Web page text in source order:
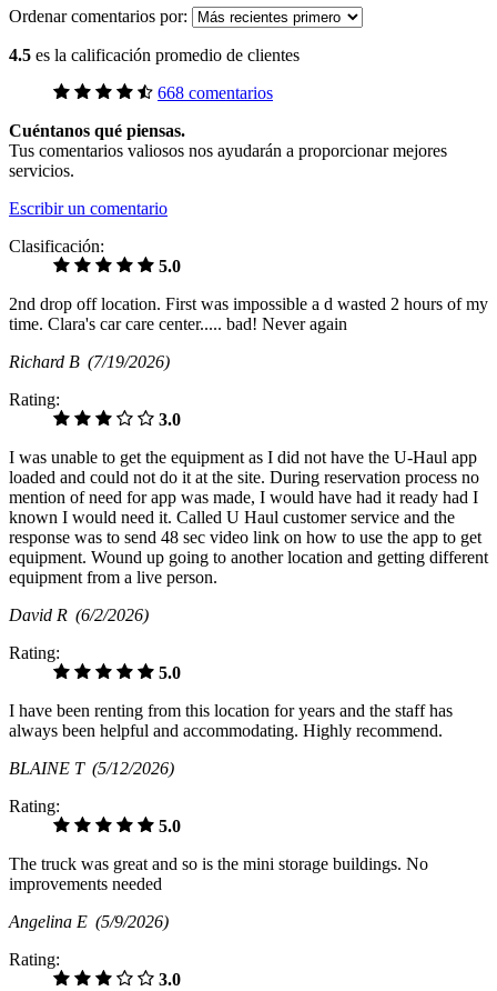
Ordenar comentarios por:
4.5 es la calificación promedio de clientes
668 comentarios
Cuéntanos qué piensas.
Tus comentarios valiosos nos ayudarán a proporcionar mejores
servicios.
Escribir un comentario
Clasificación:
5.0
2nd drop off location. First was impossible a d wasted 2 hours of my
time. Clara's car care center..... bad! Never again
Richard B (7/19/2026)
Rating:
3.0
I was unable to get the equipment as I did not have the U-Haul app
loaded and could not do it at the site. During reservation process no
mention of need for app was made, I would have had it ready had I
known I would need it. Called U Haul customer service and the
response was to send 48 sec video link on how to use the app to get
equipment. Wound up going to another location and getting different
equipment from a live person.
David R (6/2/2026)
Rating:
5.0
I have been renting from this location for years and the staff has
always been helpful and accommodating. Highly recommend.
BLAINE T (5/12/2026)
Rating:
5.0
The truck was great and so is the mini storage buildings. No
improvements needed
Angelina E (5/9/2026)
Rating:
3.0